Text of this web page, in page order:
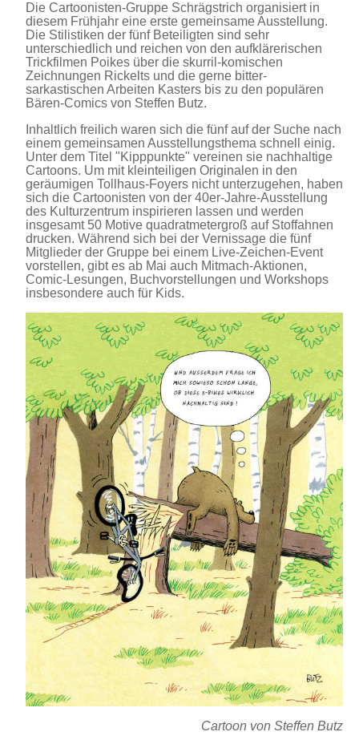
Die Cartoonisten-Gruppe Schrägstrich organisiert in
diesem Frühjahr eine erste gemeinsame Ausstellung.
Die Stilistiken der fünf Beteiligten sind sehr
unterschiedlich und reichen von den aufklärerischen
Trickfilmen Poikes über die skurril-komischen
Zeichnungen Rickelts und die gerne bitter-
sarkastischen Arbeiten Kasters bis zu den populären
Bären-Comics von Steffen Butz.
Inhaltlich freilich waren sich die fünf auf der Suche nach
einem gemeinsamen Ausstellungsthema schnell einig.
Unter dem Titel "Kipppunkte" vereinen sie nachhaltige
Cartoons. Um mit kleinteiligen Originalen in den
geräumigen Tollhaus-Foyers nicht unterzugehen, haben
sich die Cartoonisten von der 40er-Jahre-Ausstellung
des Kulturzentrum inspirieren lassen und werden
insgesamt 50 Motive quadratmetergroß auf Stoffahnen
drucken. Während sich bei der Vernissage die fünf
Mitglieder der Gruppe bei einem Live-Zeichen-Event
vorstellen, gibt es ab Mai auch Mitmach-Aktionen,
Comic-Lesungen, Buchvorstellungen und Workshops
insbesondere auch für Kids.
Cartoon von Steffen Butz